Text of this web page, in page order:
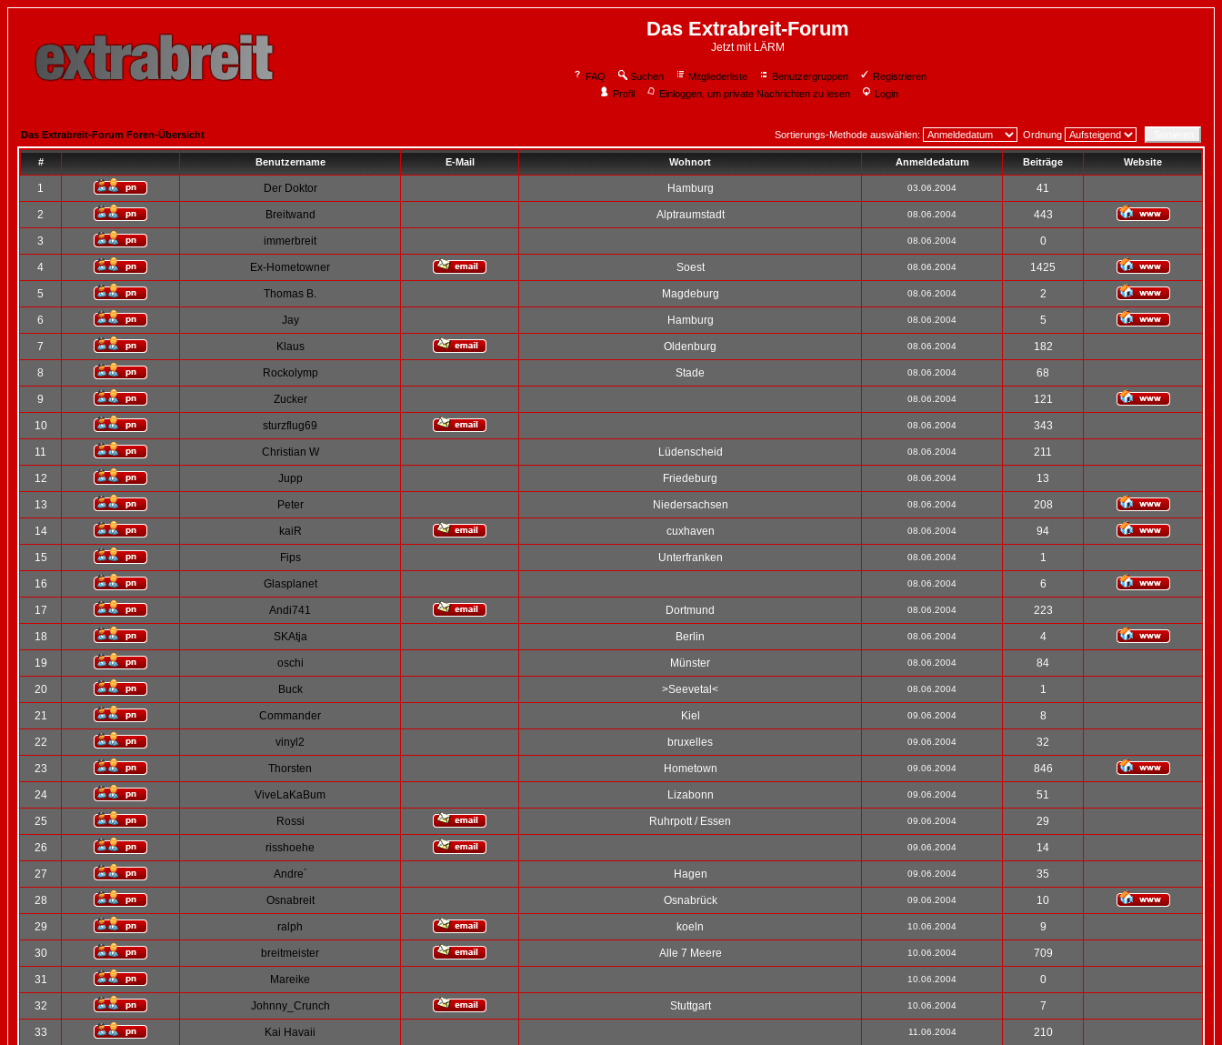
Das Extrabreit-Forum
Jetzt mit LÄRM
FAQ Suchen Mitgliederliste Benutzergruppen
Registrieren
Profil
Einloggen, um private Nachrichten zu lesen Login
Das Extrabreit-Forum Foren-Übersicht Sortierungs-Methode auswählen: Ordnung
# Benutzername E-Mail Wohnort Anmeldedatum Beiträge Website
1 Der Doktor Hamburg 03.06.2004 41
2 Breitwand Alptraumstadt 08.06.2004 443
3 immerbreit 08.06.2004 0
4 Ex-Hometowner Soest 08.06.2004 1425
5 Thomas B. Magdeburg 08.06.2004 2
6 Jay Hamburg 08.06.2004 5
7 Klaus Oldenburg 08.06.2004 182
8 Rockolymp Stade 08.06.2004 68
9 Zucker 08.06.2004 121
10 sturzflug69 08.06.2004 343
11 Christian W Lüdenscheid 08.06.2004 211
12 Jupp Friedeburg 08.06.2004 13
13 Peter Niedersachsen 08.06.2004 208
14 kaiR cuxhaven 08.06.2004 94
15 Fips Unterfranken 08.06.2004 1
16 Glasplanet 08.06.2004 6
17 Andi741 Dortmund 08.06.2004 223
18 SKAtja Berlin 08.06.2004 4
19 oschi Münster 08.06.2004 84
20 Buck >Seevetal< 08.06.2004 1
21 Commander Kiel 09.06.2004 8
22 vinyl2 bruxelles 09.06.2004 32
23 Thorsten Hometown 09.06.2004 846
24 ViveLaKaBum Lizabonn 09.06.2004 51
25 Rossi Ruhrpott / Essen 09.06.2004 29
26 risshoehe 09.06.2004 14
27 Andre´ Hagen 09.06.2004 35
28 Osnabreit Osnabrück 09.06.2004 10
29 ralph koeln 10.06.2004 9
30 breitmeister Alle 7 Meere 10.06.2004 709
31 Mareike 10.06.2004 0
32 Johnny_Crunch Stuttgart 10.06.2004 7
33 Kai Havaii 11.06.2004 210